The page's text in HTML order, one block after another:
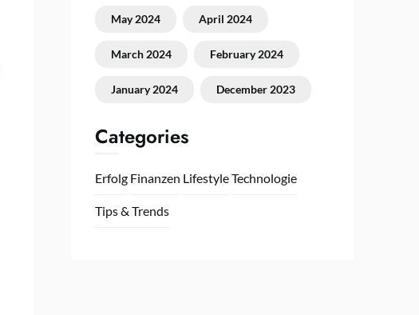
May 2024 April 2024
March 2024 February 2024
January 2024 December 2023
Categories
Erfolg Finanzen LifestyleTechnologie
Tips & Trends